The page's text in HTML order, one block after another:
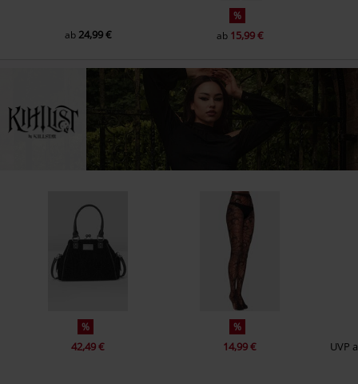
ab 24,99 €
%
ab 15,99 €
%
42,49 €
%
14,99 € UVP